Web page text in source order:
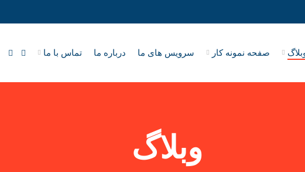
صفحه نمونه کار سرویس های ما درباره ما تماس با ما
وبلاگ